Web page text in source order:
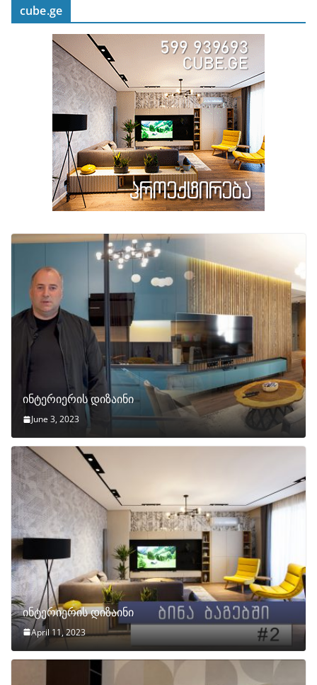
cube.ge
ინტერიერის დიზაინი
June 3, 2023
ინტერიერის დიზაინი
April 11, 2023